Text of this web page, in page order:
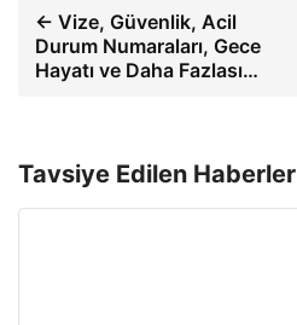
← Vize, Güvenlik, Acil
Durum Numaraları, Gece
Hayatı ve Daha Fazlası…
Tavsiye Edilen Haberler